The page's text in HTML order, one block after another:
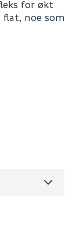
for økt
flat, noe som